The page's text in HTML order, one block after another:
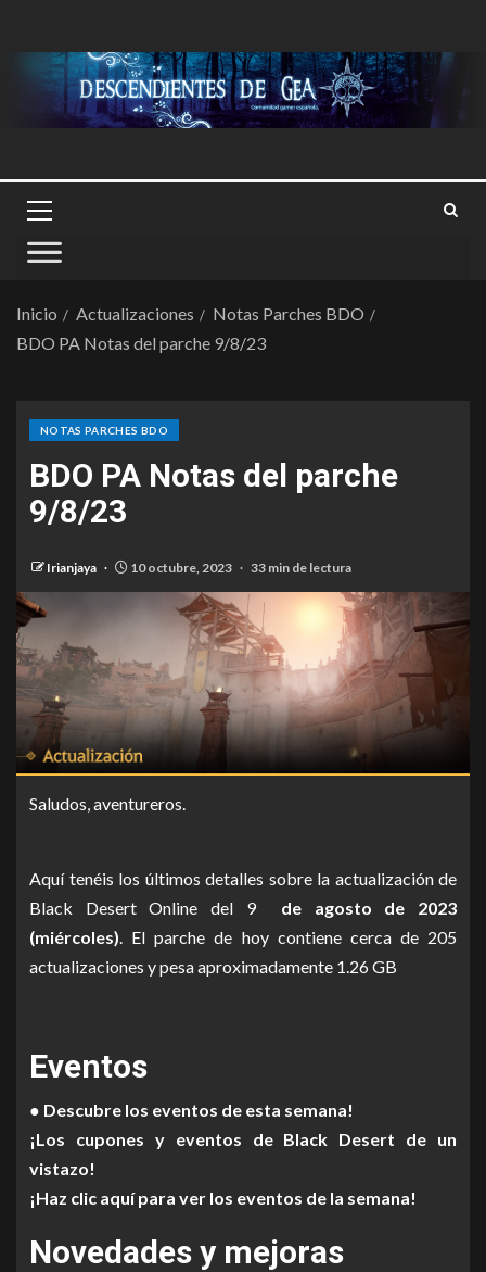
Inicio Actualizaciones
Notas Parches BDO
BDO PA Notas del parche 9/8/23
NOTAS PARCHES BDO
BDO PA Notas del parche
9/8/23
Irianjaya 10 octubre, 2023 33 min de lectura
Saludos, aventureros.
Aquí tenéis los últimos detalles sobre la actualización de
Black Desert Online del 9de agosto de 2023
(miércoles) . El parche de hoy contiene cerca de 205
actualizaciones y pesa aproximadamente 1.26 GB
Eventos
● Descubre los eventos de esta semana!
¡Los cupones y eventos de Black Desert de un
vistazo!
¡Haz clic aquí para ver los eventos de la semana!
Novedades y mejoras